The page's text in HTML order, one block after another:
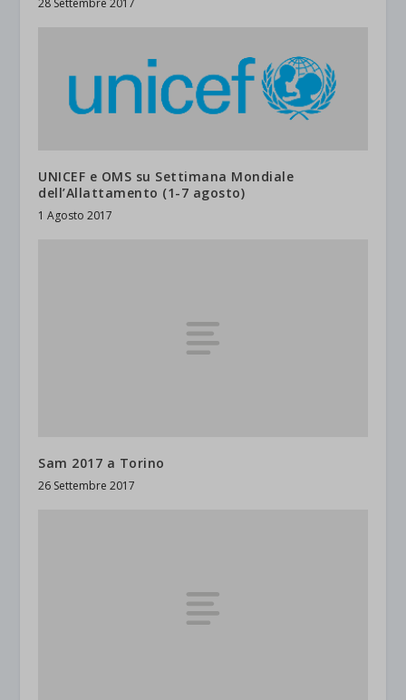
UNICEF e OMS su Settimana Mondiale
dell’Allattamento (1-7 agosto)
1 Agosto 2017
Sam 2017 a Torino
26 Settembre 2017